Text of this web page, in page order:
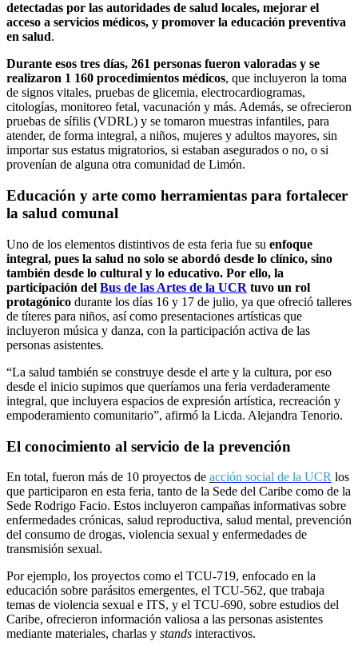
detectadas por las autoridades de salud locales, mejorar el
acceso a servicios médicos, y promover la educación preventiva
en salud.
Durante esos tres días, 261 personas fueron valoradas y se
realizaron 1 160 procedimientos médicos, que incluyeron la toma
de signos vitales, pruebas de glicemia, electrocardiogramas,
citologías, monitoreo fetal, vacunación y más. Además, se ofrecieron
pruebas de sífilis (VDRL) y se tomaron muestras infantiles, para
atender, de forma integral, a niños, mujeres y adultos mayores, sin
importar sus estatus migratorios, si estaban asegurados o no, o si
provenían de alguna otra comunidad de Limón.
Educación y arte como herramientas para fortalecer
la salud comunal
Uno de los elementos distintivos de esta feria fue su enfoque
integral, pues la salud no solo se abordó desde lo clínico, sino
también desde lo cultural y lo educativo. Por ello, la
participación del Bus de las Artes de la UCR tuvo un rol
protagónico durante los días 16 y 17 de julio, ya que ofreció talleres
de títeres para niños, así como presentaciones artísticas que
incluyeron música y danza, con la participación activa de las
personas asistentes.
“La salud también se construye desde el arte y la cultura, por eso
desde el inicio supimos que queríamos una feria verdaderamente
integral, que incluyera espacios de expresión artística, recreación y
empoderamiento comunitario”, afirmó la Licda. Alejandra Tenorio.
El conocimiento al servicio de la prevención
En total, fueron más de 10 proyectos de acción social de la UCR los
que participaron en esta feria, tanto de la Sede del Caribe como de la
Sede Rodrigo Facio. Estos incluyeron campañas informativas sobre
enfermedades crónicas, salud reproductiva, salud mental, prevención
del consumo de drogas, violencia sexual y enfermedades de
transmisión sexual.
Por ejemplo, los proyectos como el TCU-719, enfocado en la
educación sobre parásitos emergentes, el TCU-562, que trabaja
temas de violencia sexual e ITS, y el TCU-690, sobre estudios del
Caribe, ofrecieron información valiosa a las personas asistentes
mediante materiales, charlas y stands interactivos.